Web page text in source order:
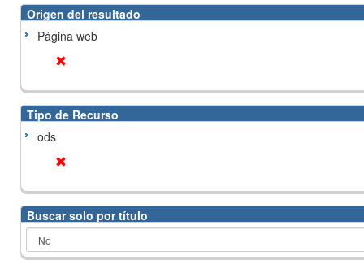
Origen del resultado
Página web
Tipo de Recurso
ods
Buscar solo por título